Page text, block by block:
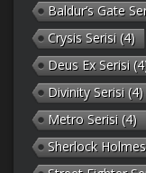
Baldur’s Gate
Crysis Serisi (4)
Deus Ex Serisi
Divinity Serisi (4)
Metro Serisi (4)
Sherlock